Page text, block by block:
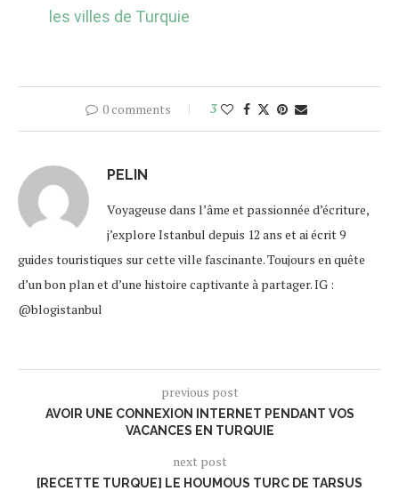
les villes de Turquie
0 comments 3
PELIN
Voyageuse dans l’âme et passionnée d’écriture,
j’explore Istanbul depuis 12 ans et ai écrit 9
guides touristiques sur cette ville fascinante. Toujours en quête
d’un bon plan et d’une histoire captivante à partager. IG :
@blogistanbul
previous post
AVOIR UNE CONNEXION INTERNET PENDANT VOS
VACANCES EN TURQUIE
next post
[RECETTE TURQUE] LE HOUMOUS TURC DE TARSUS